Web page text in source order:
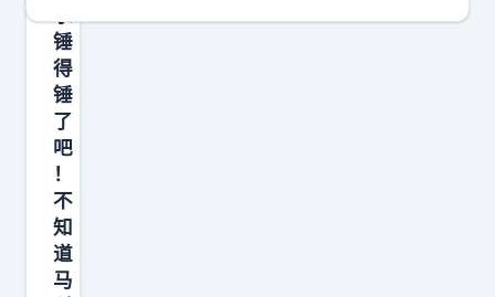
锤
得
锤
了
吧
！
不
知
道
马